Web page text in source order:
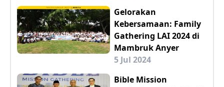
Gelorakan
Kebersamaan: Family
Gathering LAI 2024 di
Mambruk Anyer
5 Jul 2024
Bible Mission